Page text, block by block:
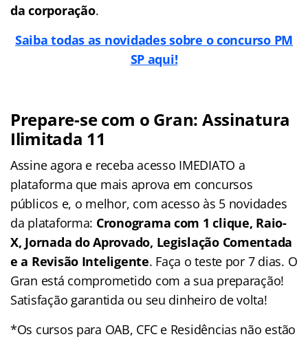
da corporação.
Saiba todas as novidades sobre o concurso PM
SP aqui!
Prepare-se com o Gran: Assinatura
Ilimitada 11
Assine agora e receba acesso IMEDIATO a
plataforma que mais aprova em concursos
públicos e, o melhor, com acesso às 5 novidades
da plataforma: Cronograma com 1 clique, Raio-
X, Jornada do Aprovado, Legislação Comentada
e a Revisão Inteligente. Faça o teste por 7 dias. O
Gran está comprometido com a sua preparação!
Satisfação garantida ou seu dinheiro de volta!
*Os cursos para OAB, CFC e Residências não estão